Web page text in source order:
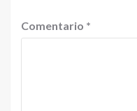
Comentario *